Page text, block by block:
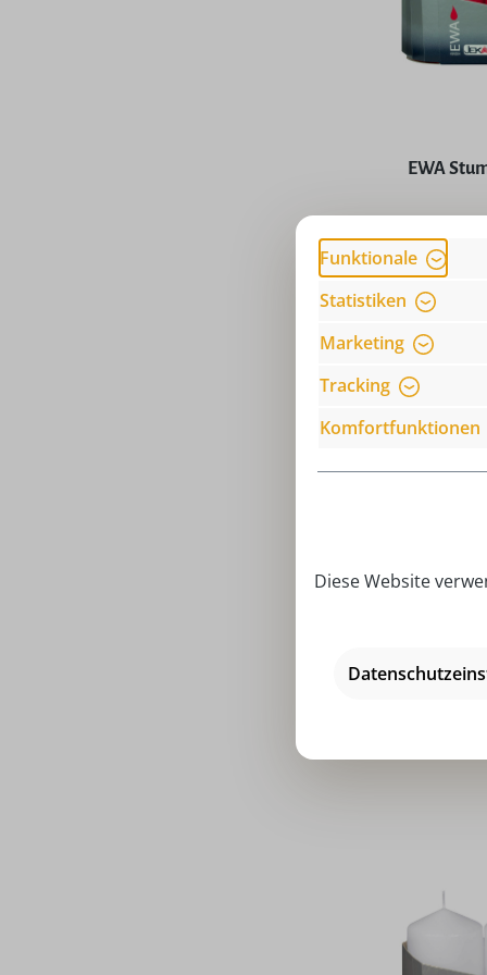
EWA
EWA
Funktionale
Statistiken
Marketing
Tracking
Komfortfunktionen
Diese Website